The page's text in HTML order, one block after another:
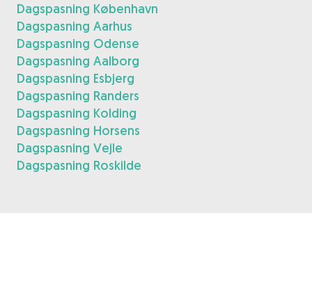
Dagspasning København
Dagspasning Aarhus
Dagspasning Odense
Dagspasning Aalborg
Dagspasning Esbjerg
Dagspasning Randers
Dagspasning Kolding
Dagspasning Horsens
Dagspasning Vejle
Dagspasning Roskilde